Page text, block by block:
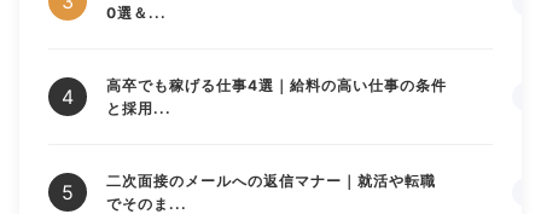
0選＆...
高卒でも稼げる仕事4選｜給料の高い仕事の条件
と採用...
二次面接のメールへの返信マナー｜就活や転職
でそのま...